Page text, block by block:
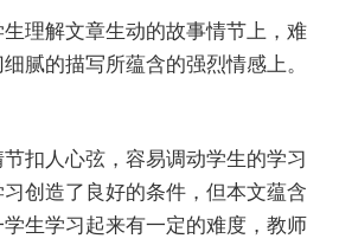
解文章生动的故事情节上，难
腻的描写所蕴含的强烈情感上。
人心弦，容易调动学生的学习
创造了良好的条件，但本文蕴含
生学习起来有一定的难度，教师